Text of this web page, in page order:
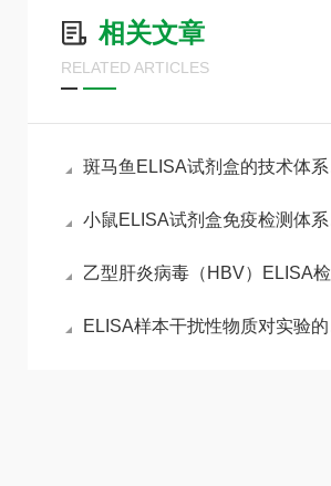
相关文章
RELATED ARTICLES
斑马鱼ELISA试剂盒的技术体系与实验全流程管控
小鼠ELISA试剂盒免疫检测体系与动物模型实验实操指南
乙型肝炎病毒（HBV）ELISA检测试剂盒的工作原理
ELISA样本干扰性物质对实验的影响分析